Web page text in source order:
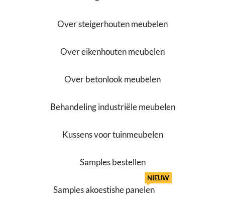
Over steigerhouten meubelen
Over eikenhouten meubelen
Over betonlook meubelen
Behandeling industriële meubelen
Kussens voor tuinmeubelen
Samples bestellen
Samples akoestishe panelen
NIEUW